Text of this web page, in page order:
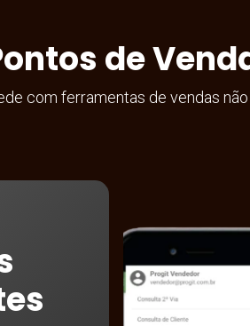
de
com ferramentas de vendas